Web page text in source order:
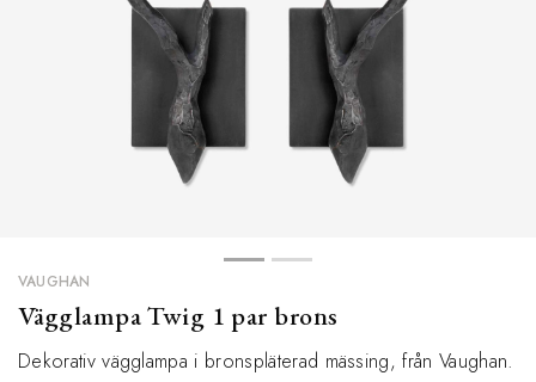
VAUGHAN
Vägglampa Twig 1 par brons
Dekorativ vägglampa i bronspläterad mässing, från Vaughan.